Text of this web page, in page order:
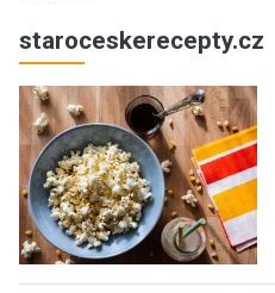
staroceskerecepty.cz